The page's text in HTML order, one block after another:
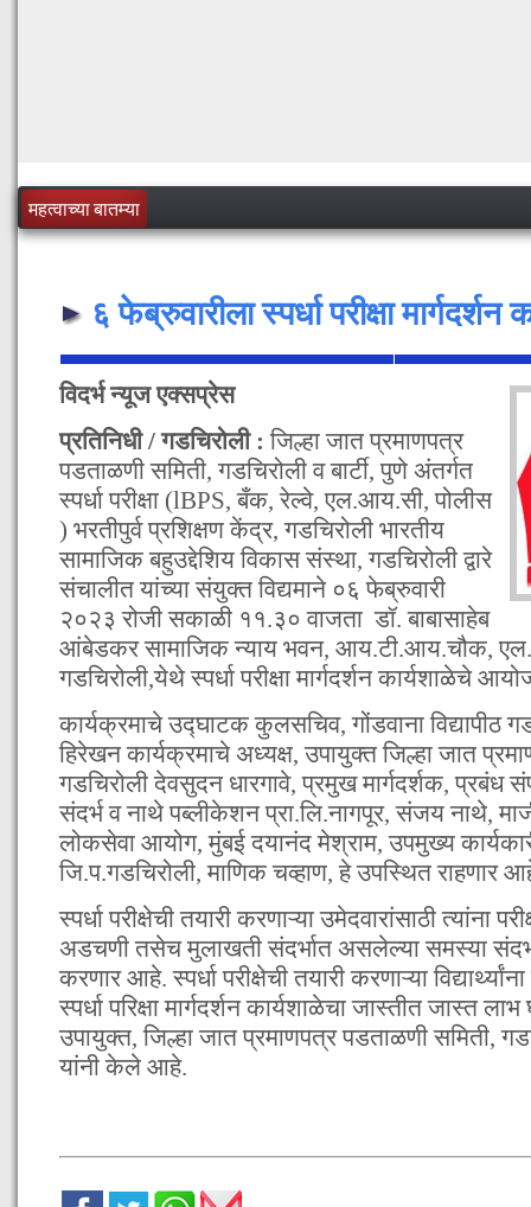
महत्वाच्या बातम्या
६ फेब्रुवारीला स्पर्धा परीक्षा मार्गदर्शन
विदर्भ न्यूज एक्सप्रेस
प्रतिनिधी / गडचिरोली :जिल्हा जात प्रमाणपत्र
पडताळणी समिती, गडचिरोली व बार्टी, पुणे अंतर्गत
स्पर्धा परीक्षा (lBPS, बँक, रेल्वे, एल.आय.सी, पोलीस
) भरतीपुर्व प्रशिक्षण केंद्र, गडचिरोली भारतीय
सामाजिक बहुउद्देशिय विकास संस्था, गडचिरोली द्वारे
संचालीत यांच्या संयुक्त विद्यमाने ०६ फेब्रुवारी
२०२३ रोजी सकाळी ११.३० वाजता डॉ. बाबासाहेब
आंबेडकर सामाजिक न्याय भवन, आय.टी.आय.चौक,
गडचिरोली,येथे स्पर्धा परीक्षा मार्गदर्शन कार्यशाळेचे
कार्यक्रमाचे उद्घाटक कुलसचिव, गोंडवाना विद्यापीठ
हिरेखन कार्यक्रमाचे अध्यक्ष, उपायुक्त जिल्हा जात
गडचिरोली देवसुदन धारगावे, प्रमुख मार्गदर्शक, प्रबंध
संदर्भ व नाथे पब्लीकेशन प्रा.लि.नागपूर, संजय नाथे,
लोकसेवा आयोग, मुंबई दयानंद मेश्राम, उपमुख्य
जि.प.गडचिरोली, माणिक चव्हाण, हे उपस्थित राहणार
स्पर्धा परीक्षेची तयारी करणाऱ्या उमेदवारांसाठी त्यांना
अडचणी तसेच मुलाखती संदर्भात असलेल्या समस्या
करणार आहे. स्पर्धा परीक्षेची तयारी करणाऱ्या
स्पर्धा परिक्षा मार्गदर्शन कार्यशाळेचा जास्तीत जास्त
उपायुक्त, जिल्हा जात प्रमाणपत्र पडताळणी समिती,
यांनी केले आहे.